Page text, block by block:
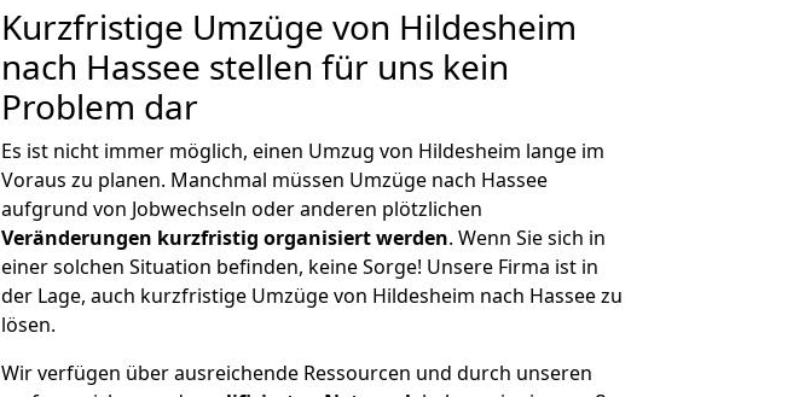
Kurzfristige Umzüge von Hildesheim
nach Hassee stellen für uns kein
Problem dar
Es ist nicht immer möglich, einen Umzug von Hildesheim lange im
Voraus zu planen. Manchmal müssen Umzüge nach Hassee
aufgrund von Jobwechseln oder anderen plötzlichen
Veränderungen kurzfristig organisiert werden. Wenn Sie sich in
einer solchen Situation befinden, keine Sorge! Unsere Firma ist in
der Lage, auch kurzfristige Umzüge von Hildesheim nach Hassee zu
lösen.
Wir verfügen über ausreichende Ressourcen und durch unseren